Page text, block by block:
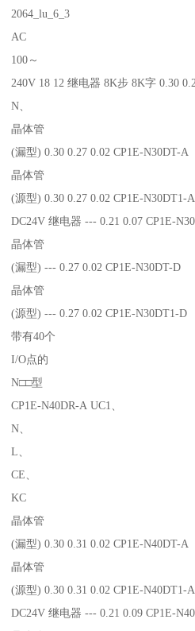
2064_lu_6_3
AC
100～
240V 18 12 继电器 8K步 8K字 0.30
N、
晶体管
(漏型) 0.30 0.27 0.02 CP1E-N30DT-A
晶体管
(源型) 0.30 0.27 0.02 CP1E-N30DT1-A
DC24V 继电器 --- 0.21 0.07 CP1E-
晶体管
(漏型) --- 0.27 0.02 CP1E-N30DT-D
晶体管
(源型) --- 0.27 0.02 CP1E-N30DT1-D
带有40个
I/O点的
N□□型
CP1E-N40DR-A UC1、
N、
L、
CE、
KC
晶体管
(漏型) 0.30 0.31 0.02 CP1E-N40DT-A
晶体管
(源型) 0.30 0.31 0.02 CP1E-N40DT1-A
DC24V 继电器 --- 0.21 0.09 CP1E-